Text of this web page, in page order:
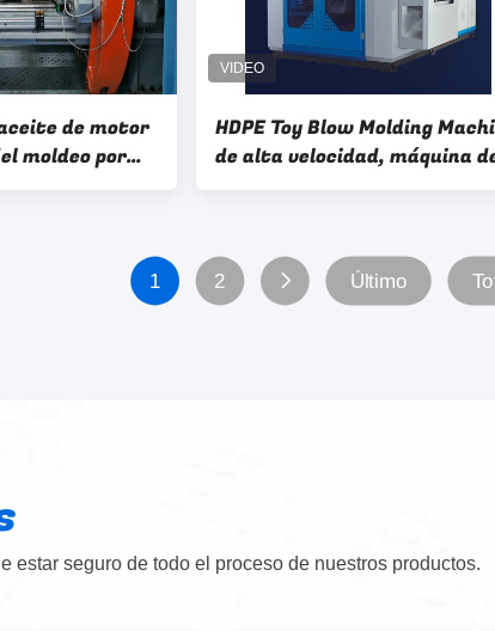
de motor
moldeo por
comprimido
HDPE Toy Blow Molding
de alta velocidad, máquina
moldear del HDPE de la bola
1 2 Último
estar seguro de todo el proceso de nuestros productos.